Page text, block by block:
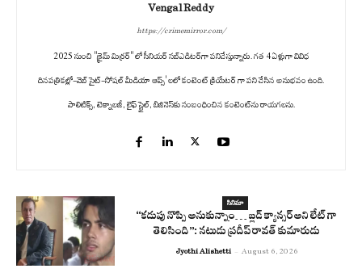
Vengal Reddy
https://crimemirror.com/
2025 నుంచి "క్రైమ్ మిర్రర్" లో సీనియర్ సబ్‌ఎడిటర్‌గా పనిచేస్తున్నారు. గత 4 ఏళ్లుగా వివిధ
దినపత్రికల్లో-వెబ్ సైట్-సోషల్ మీడియా ఆప్స్' లలో కంటెంట్ క్రియేటర్ గా పని చేసిన అనుభవం ఉంది.
పాలిటిక్స్‌, టెక్నాలజీ, లైఫ్‌ స్టైల్‌, బిజినెస్‌కు సంబంధించిన కంటెంట్‌ను రాయగలను.
సినిమా
“కడుపు నొప్పి అనుకున్నాం… బ్లడ్ క్యాన్సర్ అని లేట్ గా
తెలిసింది”: నటుడు ప్రదీప్ రావత్ కుమారుడు
Jyothi Alishetti - August 6, 2026